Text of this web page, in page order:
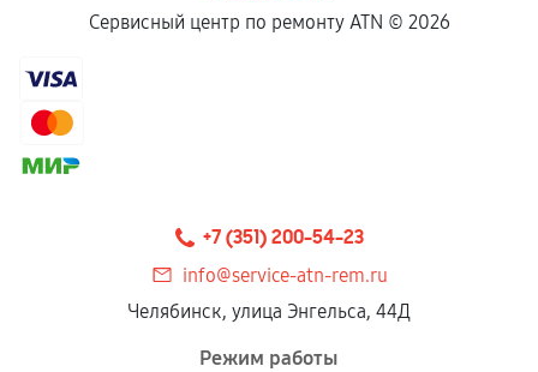
Сервисный центр по ремонту ATN © 2026
+7 (351) 200-54-23
info@service-atn-rem.ru
Челябинск, улица Энгельса, 44Д
Режим работы